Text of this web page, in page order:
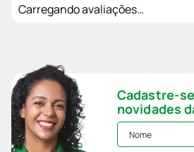
Carregando avaliações…
Cadastre-
novidades